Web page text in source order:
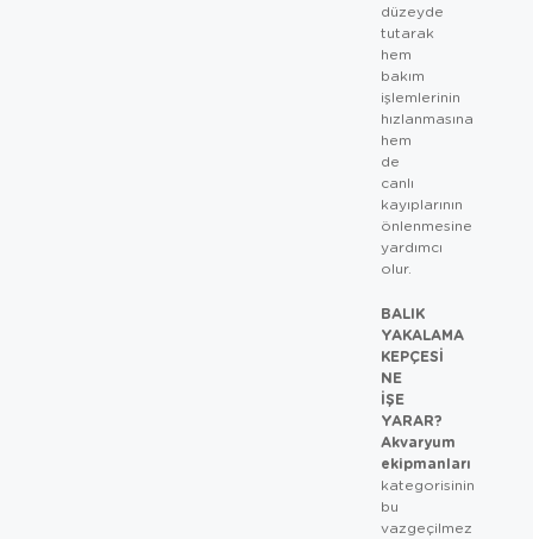
düzeyde
tutarak
hem
bakım
işlemlerinin
hızlanmasına
hem
de
canlı
kayıplarının
önlenmesine
yardımcı
olur.
BALIK
YAKALAMA
KEPÇESI
NE
İŞE
YARAR?
Akvaryum
ekipmanları
kategorisinin
bu
vazgeçilmez